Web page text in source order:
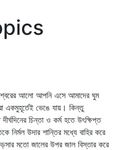
আলো আপনি এসে আমাদের ঘুম
একমুহূর্তেই ভেঙে যায়। কিন্তু
চিন্তা ও কর্ম হতে উৎক্ষিপ্ত
নির্মল উদার শান্তির মধ্যে বাহির করে
মতো জালের উপর জাল বিস্তার করে